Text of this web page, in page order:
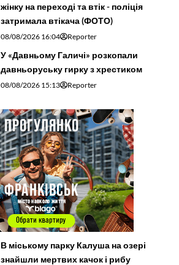
жінку на переході та втік - поліція
затримала втікача (ФОТО)
08/08/2026 16:04 Reporter
У «Давньому Галичі» розкопали
давньоруську гирку з хрестиком
08/08/2026 15:13 Reporter
В міському парку Калуша на озері
знайшли мертвих качок і рибу